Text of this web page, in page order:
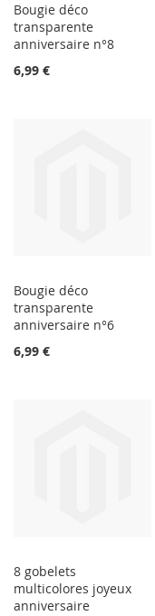
Bougie déco
transparente
anniversaire n°8
6,99 €
Bougie déco
transparente
anniversaire n°6
6,99 €
8 gobelets
multicolores joyeux
anniversaire